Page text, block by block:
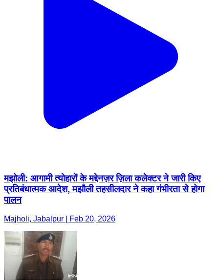
मझोली: आगामी त्योहारों के मद्देनज़र ज़िला कलेक्टर ने जारी किए
प्रतिबंधात्मक आदेश, मझौली तहसीलदार ने कहा गंभीरता से होगा
पालन
Majholi, Jabalpur | Feb 20, 2026